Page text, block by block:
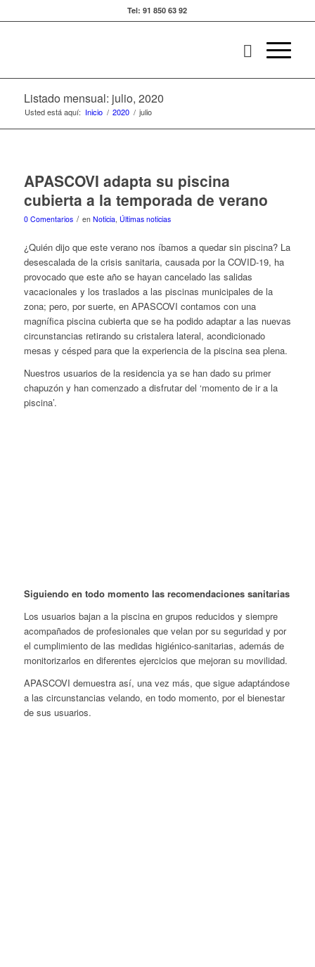
Tel: 91 850 63 92
Listado mensual: julio, 2020
Usted está aquí: Inicio / 2020 / julio
APASCOVI adapta su piscina
cubierta a la temporada de verano
0 Comentarios / en Noticia, Últimas noticias
¿Quién dijo que este verano nos íbamos a quedar sin piscina? La
desescalada de la crisis sanitaria, causada por la COVID-19, ha
provocado que este año se hayan cancelado las salidas
vacacionales y los traslados a las piscinas municipales de la
zona; pero, por suerte, en APASCOVI contamos con una
magnífica piscina cubierta que se ha podido adaptar a las nuevas
circunstancias retirando su cristalera lateral, acondicionado
mesas y césped para que la experiencia de la piscina sea plena.
Nuestros usuarios de la residencia ya se han dado su primer
chapuzón y han comenzado a disfrutar del ‘momento de ir a la
piscina’.
Siguiendo en todo momento las recomendaciones sanitarias
Los usuarios bajan a la piscina en grupos reducidos y siempre
acompañados de profesionales que velan por su seguridad y por
el cumplimiento de las medidas higiénico-sanitarias, además de
monitorizarlos en diferentes ejercicios que mejoran su movilidad.
APASCOVI demuestra así, una vez más, que sigue adaptándose
a las circunstancias velando, en todo momento, por el bienestar
de sus usuarios.